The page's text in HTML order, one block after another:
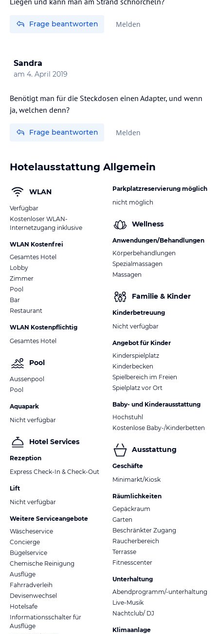
Frage beantworten Melden
Sandra
am 4. April 2019
Benötigt man für die Steckdosen einen Adapter, und wenn
ja, welchen denn?
Frage beantworten Melden
Hotelausstattung Allgemein
WLAN
Verfügbar
Kostenloser WLAN-
Internetzugang inklusive
WLAN Kostenfrei
Gesamtes Hotel
Lobby
Zimmer
Pool
Bar
Restaurant
WLAN Kostenpflichtig
Gesamtes Hotel
Pool
Aussenpool
Pool
Aquapark
Nicht verfügbar
Hotel Services
Rezeption
Express Check-In & Check-Out
Lift
Nicht verfügbar
Weitere Serviceangebote
Wäscheservice
Concierge
Bügelservice
Chemische Reinigung
Ausflüge
Fahrradverleih
Devisenwechsel
Hotelsafe
Informationsschalter für
Ausflüge
Parkplatzreservierung möglich
nicht möglich
Wellness
Anwendungen/Behandlungen
Körperbehandlungen
Spezialmassagen
Massagen
Familie & Kinder
Kinderbetreuung
Nicht verfügbar
Angebot für Kinder
Kinderspielplatz
Kinderbecken
Spielbereich im Freien
Spielplatz vor Ort
Baby- und Kinderausstattung
Hochstuhl
Kostenlose Baby-/Kinderbetten
Ausstattung
Geschäfte
Minimarkt/Kiosk
Räumlichkeiten
Gepäckraum
Garten
Beschränkter Zugang
Raucherbereich
Terrasse
Fitnesscenter
Unterhaltung
Abendprogramm/-unterhaltung
Live-Musik
Nachtclub/ DJ
Klimaanlage